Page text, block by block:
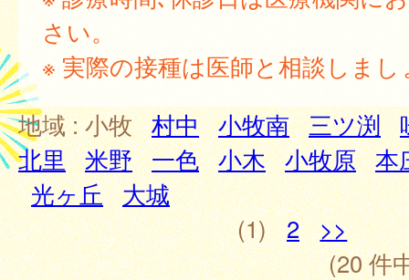
さい。
※ 実際の接種は医師と相談しまし
地域 :小牧 村中 小牧南 三ツ渕
北里 米野 一色 小木 小牧原 本
光ヶ丘 大城
(1)
2
>>
(20 件